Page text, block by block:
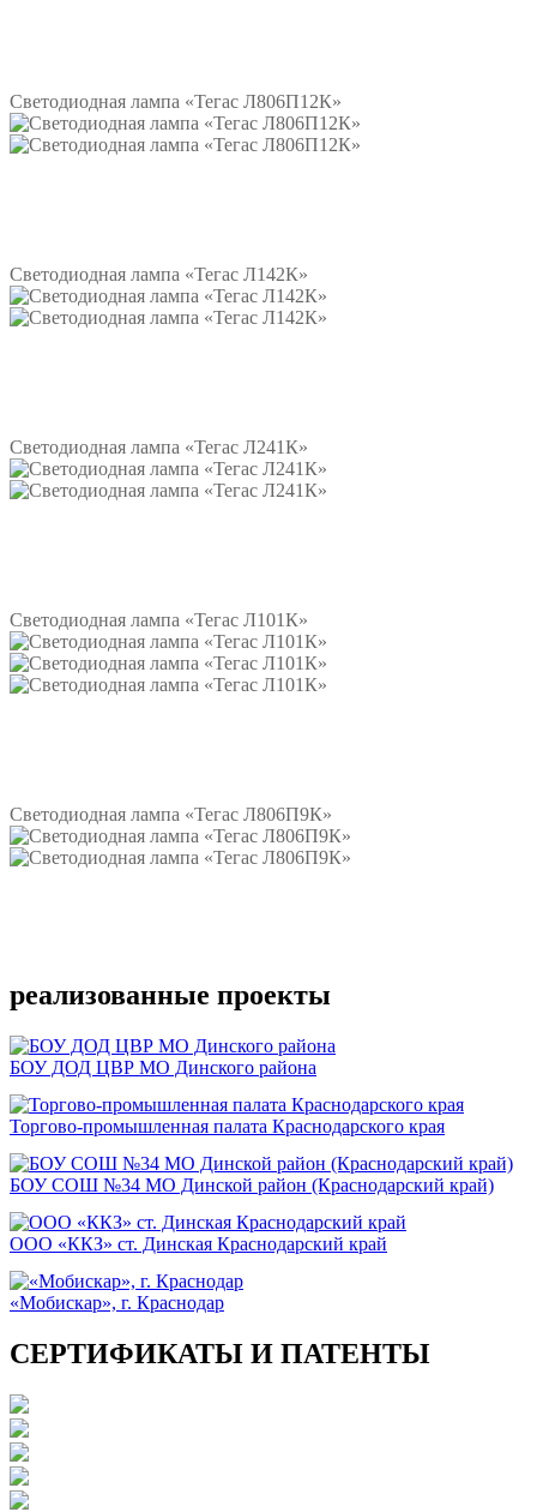
Светодиодная лампа «Тегас Л806П12К»
Светодиодная лампа «Тегас Л142К»
Светодиодная лампа «Тегас Л241К»
Светодиодная лампа «Тегас Л101К»
Светодиодная лампа «Тегас Л806П9К»
реализованные проекты
БОУ ДОД ЦВР МО Динского района
Торгово-промышленная палата Краснодарского края
БОУ СОШ №34 МО Динской район (Краснодарский край)
ООО «ККЗ» ст. Динская Краснодарский край
«Мобискар», г. Краснодар
СЕРТИФИКАТЫ И ПАТЕНТЫ